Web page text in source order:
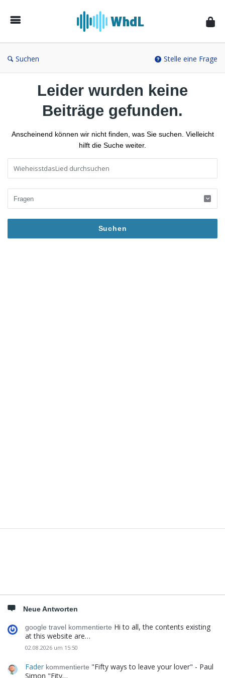
von
Suchen Stelle eine Frage
Leider wurden keine
Beiträge gefunden.
Anscheinend können wir nicht finden, was Sie suchen. Vielleicht
hilft die Suche weiter.
Neue Antworten
google travel kommentierte Hi to all, the contents existing
at this website are…
02.08.2026 um 15:50
Fader kommentierte "Fifty ways to leave your lover" - Paul
Simon "Fity…